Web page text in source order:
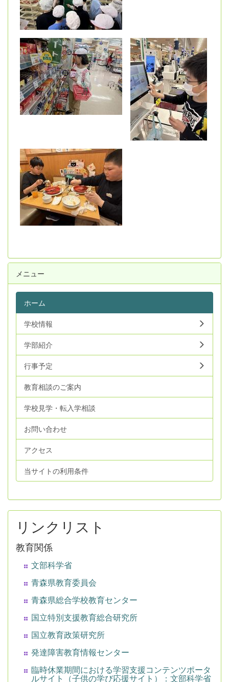
メニュー
ホーム
学校情報
学部紹介
行事予定
教育相談のご案内
学校見学・転入学相談
お問い合わせ
アクセス
当サイトの利用条件
リンクリスト
教育関係
文部科学省
青森県教育委員会
青森県総合学校教育センター
国立特別支援教育総合研究所
国立教育政策研究所
発達障害教育情報センター
臨時休業期間における学習支援コンテンツポータ
ルサイト（子供の学び応援サイト）：文部科学省